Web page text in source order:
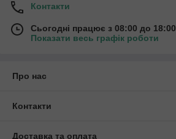
Контакти
Сьогодні працює з 08:00 до 18:00
Показати весь графік роботи
Про нас
Контакти
Доставка та оплата